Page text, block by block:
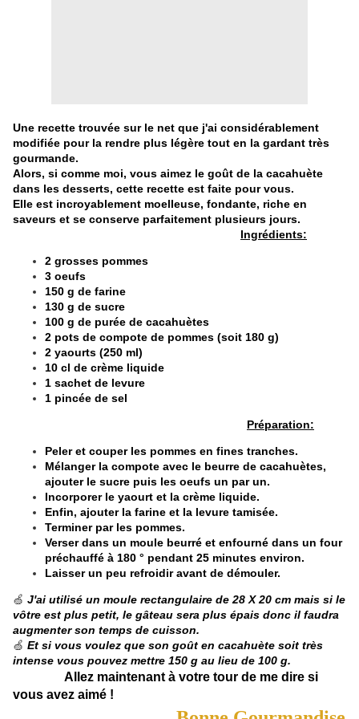
Une recette trouvée sur le net que j'ai considérablement
modifiée pour la rendre plus légère tout en la gardant très
gourmande.
Alors, si comme moi, vous aimez le goût de la cacahuète
dans les desserts, cette recette est faite pour vous.
Elle est incroyablement moelleuse, fondante, riche en
saveurs et se conserve parfaitement plusieurs jours.
Ingrédients:
2 grosses pommes
3 oeufs
150 g de farine
130 g de sucre
100 g de purée de cacahuètes
2 pots de compote de pommes (soit 180 g)
2 yaourts (250 ml)
10 cl de crème liquide
1 sachet de levure
1 pincée de sel
Préparation:
Peler et couper les pommes en fines tranches.
Mélanger la compote avec le beurre de cacahuètes,
ajouter le sucre puis les oeufs un par un.
Incorporer le yaourt et la crème liquide.
Enfin, ajouter la farine et la levure tamisée.
Terminer par les pommes.
Verser dans un moule beurré et enfourné dans un four
préchauffé à 180 ° pendant 25 minutes environ.
Laisser un peu refroidir avant de démouler.
🍏 J'ai utilisé un moule rectangulaire de 28 X 20 cm mais si le
vôtre est plus petit, le gâteau sera plus épais donc il faudra
augmenter son temps de cuisson.
🍏 Et si vous voulez que son goût en cacahuète soit très
intense vous pouvez mettre 150 g au lieu de 100 g.
Allez maintenant à votre tour de me dire si
vous avez aimé !